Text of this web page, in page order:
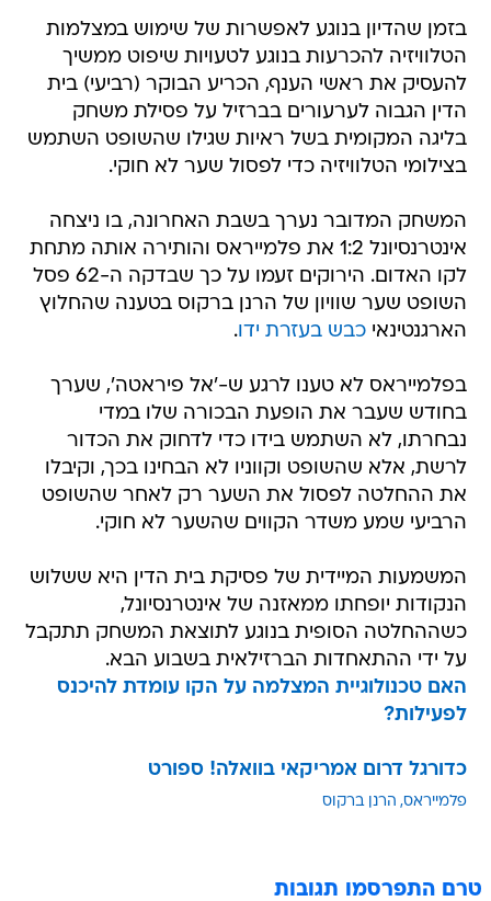
בזמן שהדיון בנוגע לאפשרות של שימוש במצלמות
הטלוויזיה להכרעות בנוגע לטעויות שיפוט ממשיך
להעסיק את ראשי הענף, הכריע הבוקר (רביעי) בית
הדין הגבוה לערעורים בברזיל על פסילת משחק
בליגה המקומית בשל ראיות שגילו שהשופט השתמש
בצילומי הטלוויזיה כדי לפסול שער לא חוקי.
המשחק המדובר נערך בשבת האחרונה, בו ניצחה
אינטרנסיונל 1:2 את פלמייראס והותירה אותה מתחת
לקו האדום. הירוקים זעמו על כך שבדקה ה-62 פסל
השופט שער שוויון של הרנן ברקוס בטענה שהחלוץ
הארגנטינאיכבש בעזרת ידו.
בפלמייראס לא טענו לרגע ש-'אל פיראטה', שערך
בחודש שעבר את הופעת הבכורה שלו במדי
נבחרתו, לא השתמש בידו כדי לדחוק את הכדור
לרשת, אלא שהשופט וקווניו לא הבחינו בכך, וקיבלו
את ההחלטה לפסול את השער רק לאחר שהשופט
הרביעי שמע משדר הקווים שהשער לא חוקי.
המשמעות המיידית של פסיקת בית הדין היא ששלוש
הנקודות יופחתו ממאזנה של אינטרנסיונל,
כשההחלטה הסופית בנוגע לתוצאת המשחק תתקבל
על ידי ההתאחדות הברזילאית בשבוע הבא.
האם טכנולוגיית המצלמה על הקו עומדת להיכנס
לפעילות?
כדורגל דרום אמריקאי בוואלה! ספורט
פלמייראס הרנן ברקוס
טרם התפרסמו תגובות